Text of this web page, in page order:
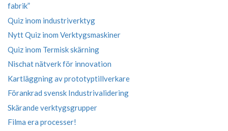
fabrik”
Quiz inom industriverktyg
Nytt Quiz inom Verktygsmaskiner
Quiz inom Termisk skärning
Nischat nätverk för innovation
Kartläggning av prototyptillverkare
Förankrad svensk Industrivalidering
Skärande verktygsgrupper
Filma era processer!